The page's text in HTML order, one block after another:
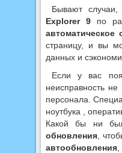
Бывают
Explorer 9по
страницу, и вы
данных и
Если у вас
неисправность
персонала.
ноутбука ,
Какой бы ни
обновления,
автообновления,